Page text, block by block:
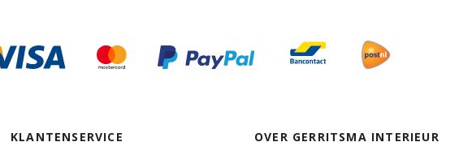
KLANTENSERVICE OVER GERRITSMA INTERIEUR